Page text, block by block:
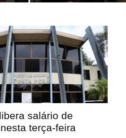
salário de
terça-feira